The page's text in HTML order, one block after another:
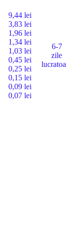
9,44 lei
3,83 lei
1,96 lei
1,34 lei
1,03 lei
0,45 lei
0,25 lei
0,15 lei
0,09 lei
0,07 lei
6-7
zile